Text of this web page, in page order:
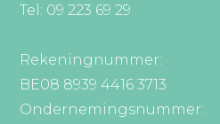
Tel: 09 223 69 29
Rekeningnummer:
BE08 8939 4416 3713
Ondernemingsnummer: